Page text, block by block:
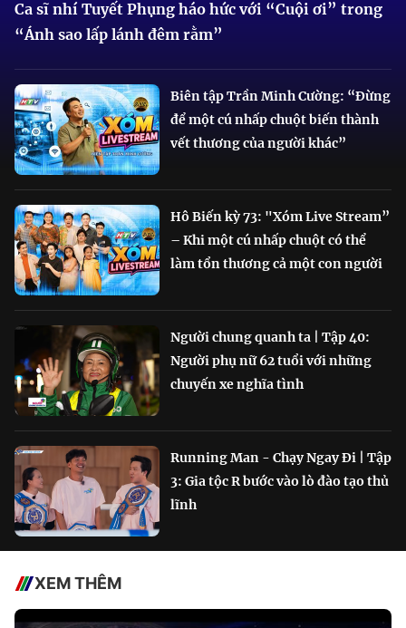
Ca sĩ nhí Tuyết Phụng háo hức với “Cuội ơi” trong
“Ánh sao lấp lánh đêm rằm”
Biên tập Trần Minh Cường: “Đừng
để một cú nhấp chuột biến thành
vết thương của người khác”
Hô Biến kỳ 73: "Xóm Live Stream”
– Khi một cú nhấp chuột có thể
làm tổn thương cả một con người
Người chung quanh ta | Tập 40:
Người phụ nữ 62 tuổi với những
chuyến xe nghĩa tình
Running Man - Chạy Ngay Đi | Tập
3: Gia tộc R bước vào lò đào tạo thủ
lĩnh
XEM THÊM